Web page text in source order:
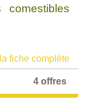
fiche complète
4 offres